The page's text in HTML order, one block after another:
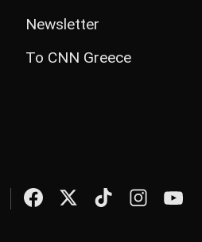
Newsletter
Το CNN Greece